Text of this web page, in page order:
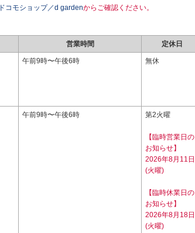
ドコモショップ／d gardenからご確認ください。
営業時間 定休日
午前9時〜午後6時 無休
午前9時〜午後6時 第2火曜
【臨時営業日の
お知らせ】
2026年8月11日
(火曜)
【臨時休業日の
お知らせ】
2026年8月18日
(火曜)